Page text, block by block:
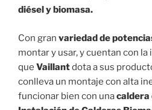
diésel y biomasa.
Con gran variedad de
montar y usar, y cuentan con la
que Vaillantdota a sus
conlleva un montaje con alta
funcionar bien con unacaldera